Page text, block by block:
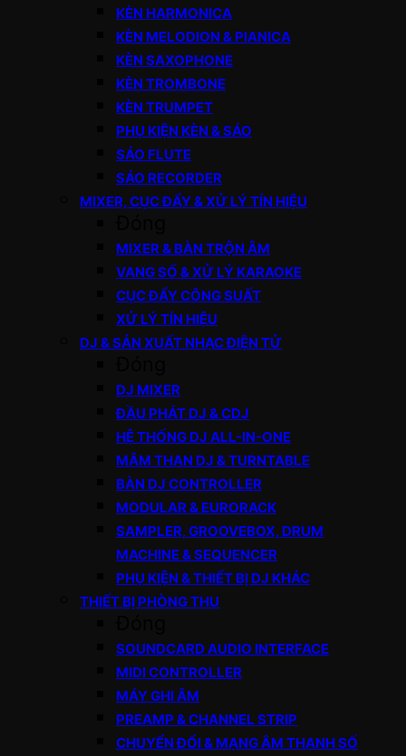
KÈN HARMONICA
KÈN MELODION & PIANICA
KÈN SAXOPHONE
KÈN TROMBONE
KÈN TRUMPET
PHỤ KIỆN KÈN & SÁO
SÁO FLUTE
SÁO RECORDER
MIXER, CỤC ĐẨY & XỬ LÝ TÍN HIỆU
MIXER & BÀN TRỘN ÂM
VANG SỐ & XỬ LÝ KARAOKE
CỤC ĐẨY CÔNG SUẤT
XỬ LÝ TÍN HIỆU
DJ & SẢN XUẤT NHẠC ĐIỆN TỬ
DJ MIXER
ĐẦU PHÁT DJ & CDJ
HỆ THỐNG DJ ALL-IN-ONE
MÂM THAN DJ & TURNTABLE
BÀN DJ CONTROLLER
MODULAR & EURORACK
SAMPLER, GROOVEBOX, DRUM
MACHINE & SEQUENCER
PHỤ KIỆN & THIẾT BỊ DJ KHÁC
THIẾT BỊ PHÒNG THU
SOUNDCARD AUDIO INTERFACE
MIDI CONTROLLER
MÁY GHI ÂM
PREAMP & CHANNEL STRIP
CHUYỂN ĐỔI & MẠNG ÂM THANH SỐ